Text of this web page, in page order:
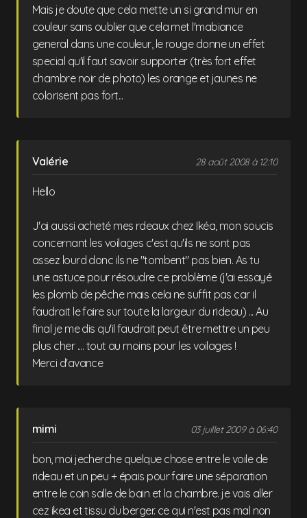
Mais je doute que cela mette un si grand mur en
couleur sans oublier que cela met l'mabiance
general dans une couleur, le rouge donne un effet
special qu'il faut savoir supporter (très fort effet
chambre noir de photo) les orange et jaunes ne
colorisent pas fort...
Valérie 28 août 2008 à 12:10
Hello
J'ai aussi acheté mes rdeaux chez Ikéa, mon soucis
concernant les voilages c'est qu'ils ne sont pas
assez lourd donc ils ne "tombent" pas bien. As tu
une astuce pour résoudre ce problème (j'ai essayé
les plomb de pêche mais cela ne suffit pas car il
faudrait le faire sur toute la largeur du rideau) ... Au
final je me dis qu'il faudrait peut être mettre un peu
plus cher .... tout au moins pour les voilages !
Merci d'avance
mimi 03 juillet 2009 à 06:40
bon, moi jecherche quelque chose entre le voile de
rideau et un peu + épais pour faire une séparation
entre le coin salle de bain et la chambre. je vais aller
cez ikea et tissu du berger. ce qui n'est pas mal non